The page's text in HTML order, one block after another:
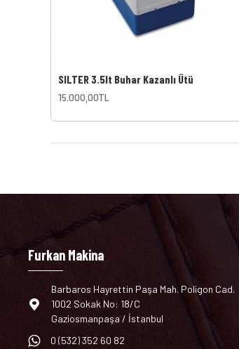
SILTER 3.5lt Buhar Kazanlı Ütü
15.000,00TL
Furkan Makina
Barbaros Hayrettin Paşa Mah. Poligon Cad.
1002 Sokak No: 18/C
Gaziosmanpaşa / İstanbul
0 (532) 352 60 82